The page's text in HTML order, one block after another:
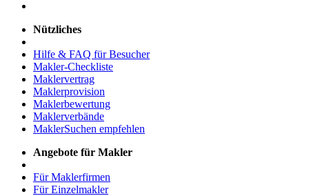
Nützliches
Hilfe & FAQ für Besucher
Makler-Checkliste
Maklervertrag
Maklerprovision
Maklerbewertung
Maklerverbände
MaklerSuchen empfehlen
Angebote für Makler
Für Maklerfirmen
Für Einzelmakler